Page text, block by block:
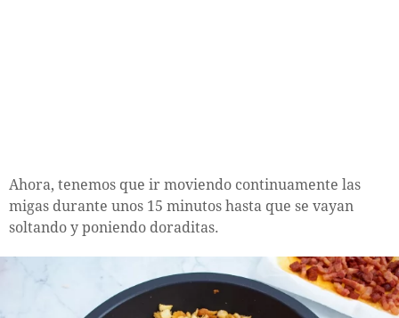
Ahora, tenemos que ir moviendo continuamente las
migas durante unos 15 minutos hasta que se vayan
soltando y poniendo doraditas.